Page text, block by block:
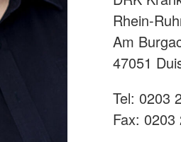
Rhein-
Am
47051
Tel: 0203
Fax: 0203